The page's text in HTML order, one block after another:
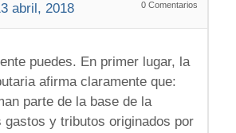
abril, 2018 0 Comentarios
puedes. En primer lugar, la
afirma claramente que:
parte de la base de la
gastos y tributos originados por